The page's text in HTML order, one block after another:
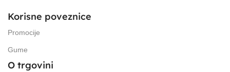
Korisne poveznice
Promocije
Gume
O trgovini